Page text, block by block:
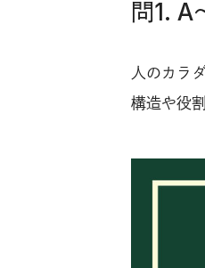
問1. A
人のカラ
構造や役